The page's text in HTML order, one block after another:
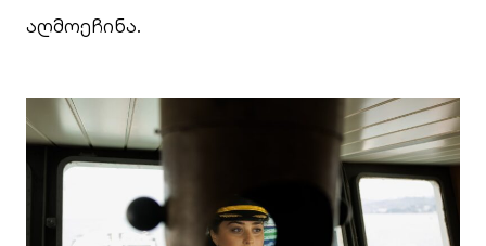
აღმოეჩინა.